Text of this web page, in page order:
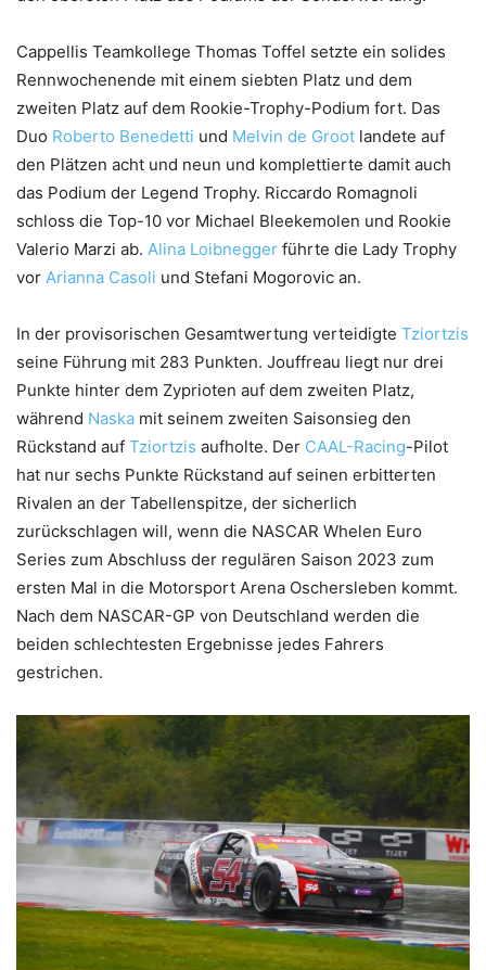
Cappellis Teamkollege Thomas Toffel setzte ein solides
Rennwochenende mit einem siebten Platz und dem
zweiten Platz auf dem Rookie-Trophy-Podium fort. Das
Duo Roberto Benedetti und Melvin de Groot landete auf
den Plätzen acht und neun und komplettierte damit auch
das Podium der Legend Trophy. Riccardo Romagnoli
schloss die Top-10 vor Michael Bleekemolen und Rookie
Valerio Marzi ab. Alina Loibnegger führte die Lady Trophy
vor Arianna Casoli und Stefani Mogorovic an.
In der provisorischen Gesamtwertung verteidigte Tziortzis
seine Führung mit 283 Punkten. Jouffreau liegt nur drei
Punkte hinter dem Zyprioten auf dem zweiten Platz,
während Naska mit seinem zweiten Saisonsieg den
Rückstand auf Tziortzis aufholte. Der CAAL-Racing-Pilot
hat nur sechs Punkte Rückstand auf seinen erbitterten
Rivalen an der Tabellenspitze, der sicherlich
zurückschlagen will, wenn die NASCAR Whelen Euro
Series zum Abschluss der regulären Saison 2023 zum
ersten Mal in die Motorsport Arena Oschersleben kommt.
Nach dem NASCAR-GP von Deutschland werden die
beiden schlechtesten Ergebnisse jedes Fahrers
gestrichen.